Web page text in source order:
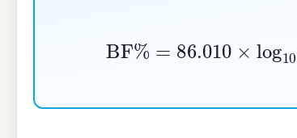
BF% 86.010 ×log10